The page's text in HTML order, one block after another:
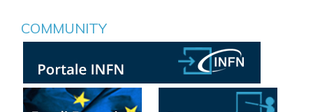
COMMUNITY